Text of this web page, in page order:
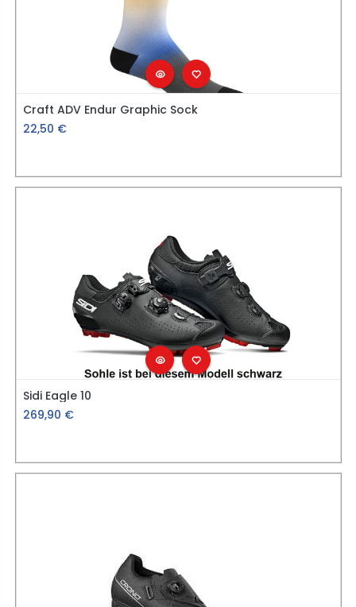
Craft ADV Endur Graphic Sock
22,50 €
Sidi Eagle 10
269,90 €